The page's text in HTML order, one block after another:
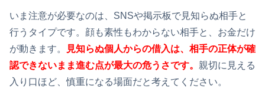
いま注意が必要なのは、SNSや掲示板で見知らぬ相手と
行うタイプです。顔も素性もわからない相手と、お金だけ
が動きます。
見知らぬ個人からの借入は、相手の正体が確
認できないまま進む点が最大の危うさです。 親切に見える
入り口ほど、慎重になる場面だと考えてください。